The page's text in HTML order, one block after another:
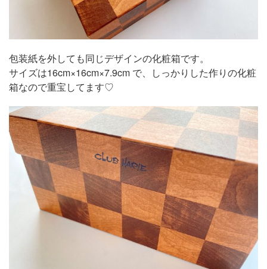
包装紙を外しても同じデザインの化粧箱です。
サイズは16cm×16cm×7.9cm で、しっかりした作りの化粧
箱なので重宝してます♡